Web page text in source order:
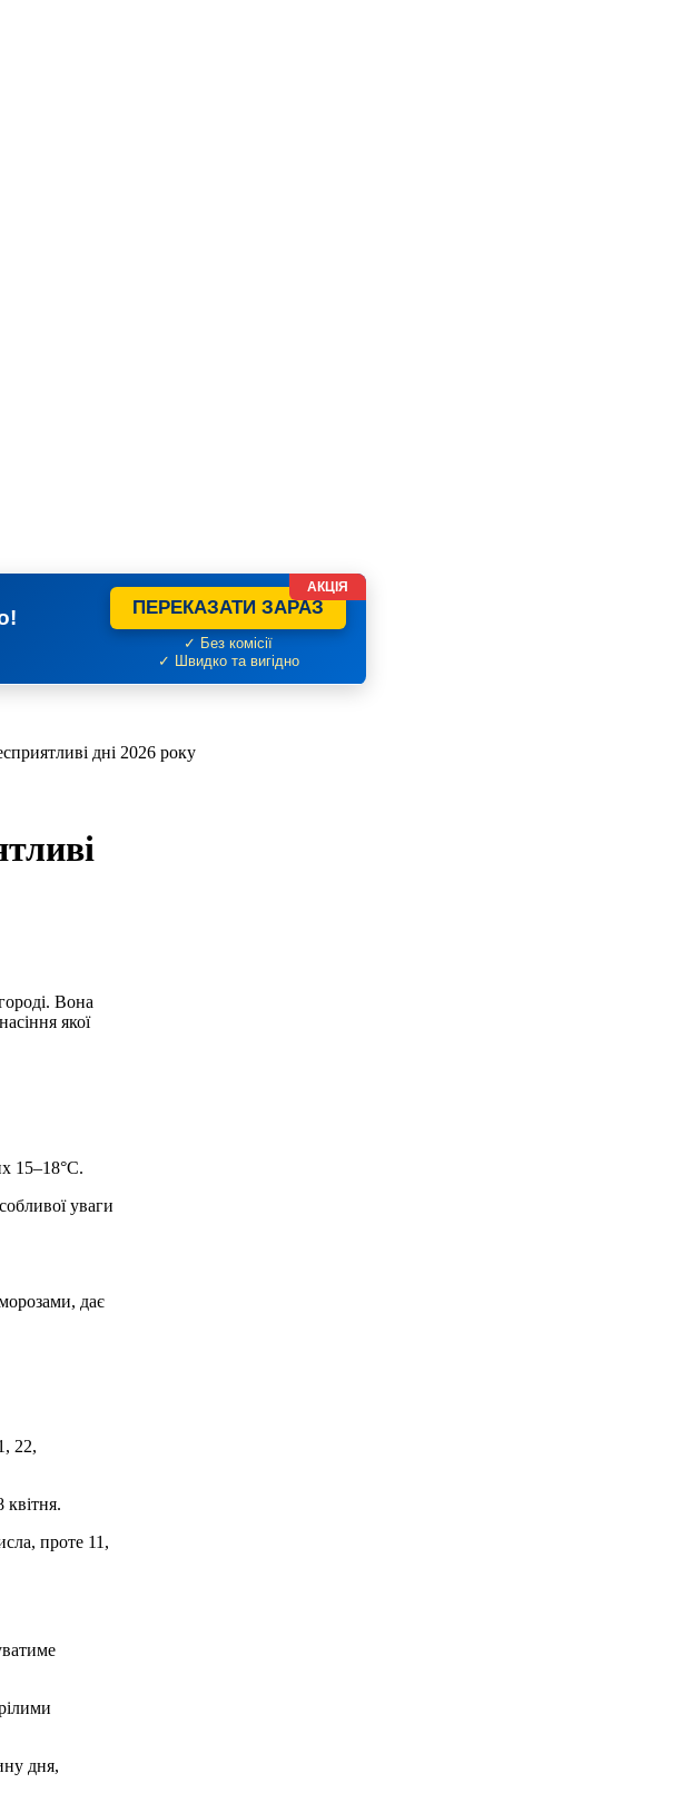
ПЕРЕКАЗАТИ ЗАРАЗ
✓ Без комісії
✓ Швидко та вигідно
АКЦІЯ
дні 2026 року
якої
15–18°C.
уваги
дає
22,
проте 11,
дня,